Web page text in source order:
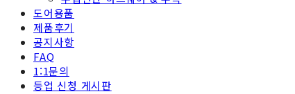
도어용품
제품후기
공지사항
FAQ
1:1문의
등업 신청 게시판